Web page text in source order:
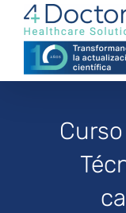
Saltar
contenido